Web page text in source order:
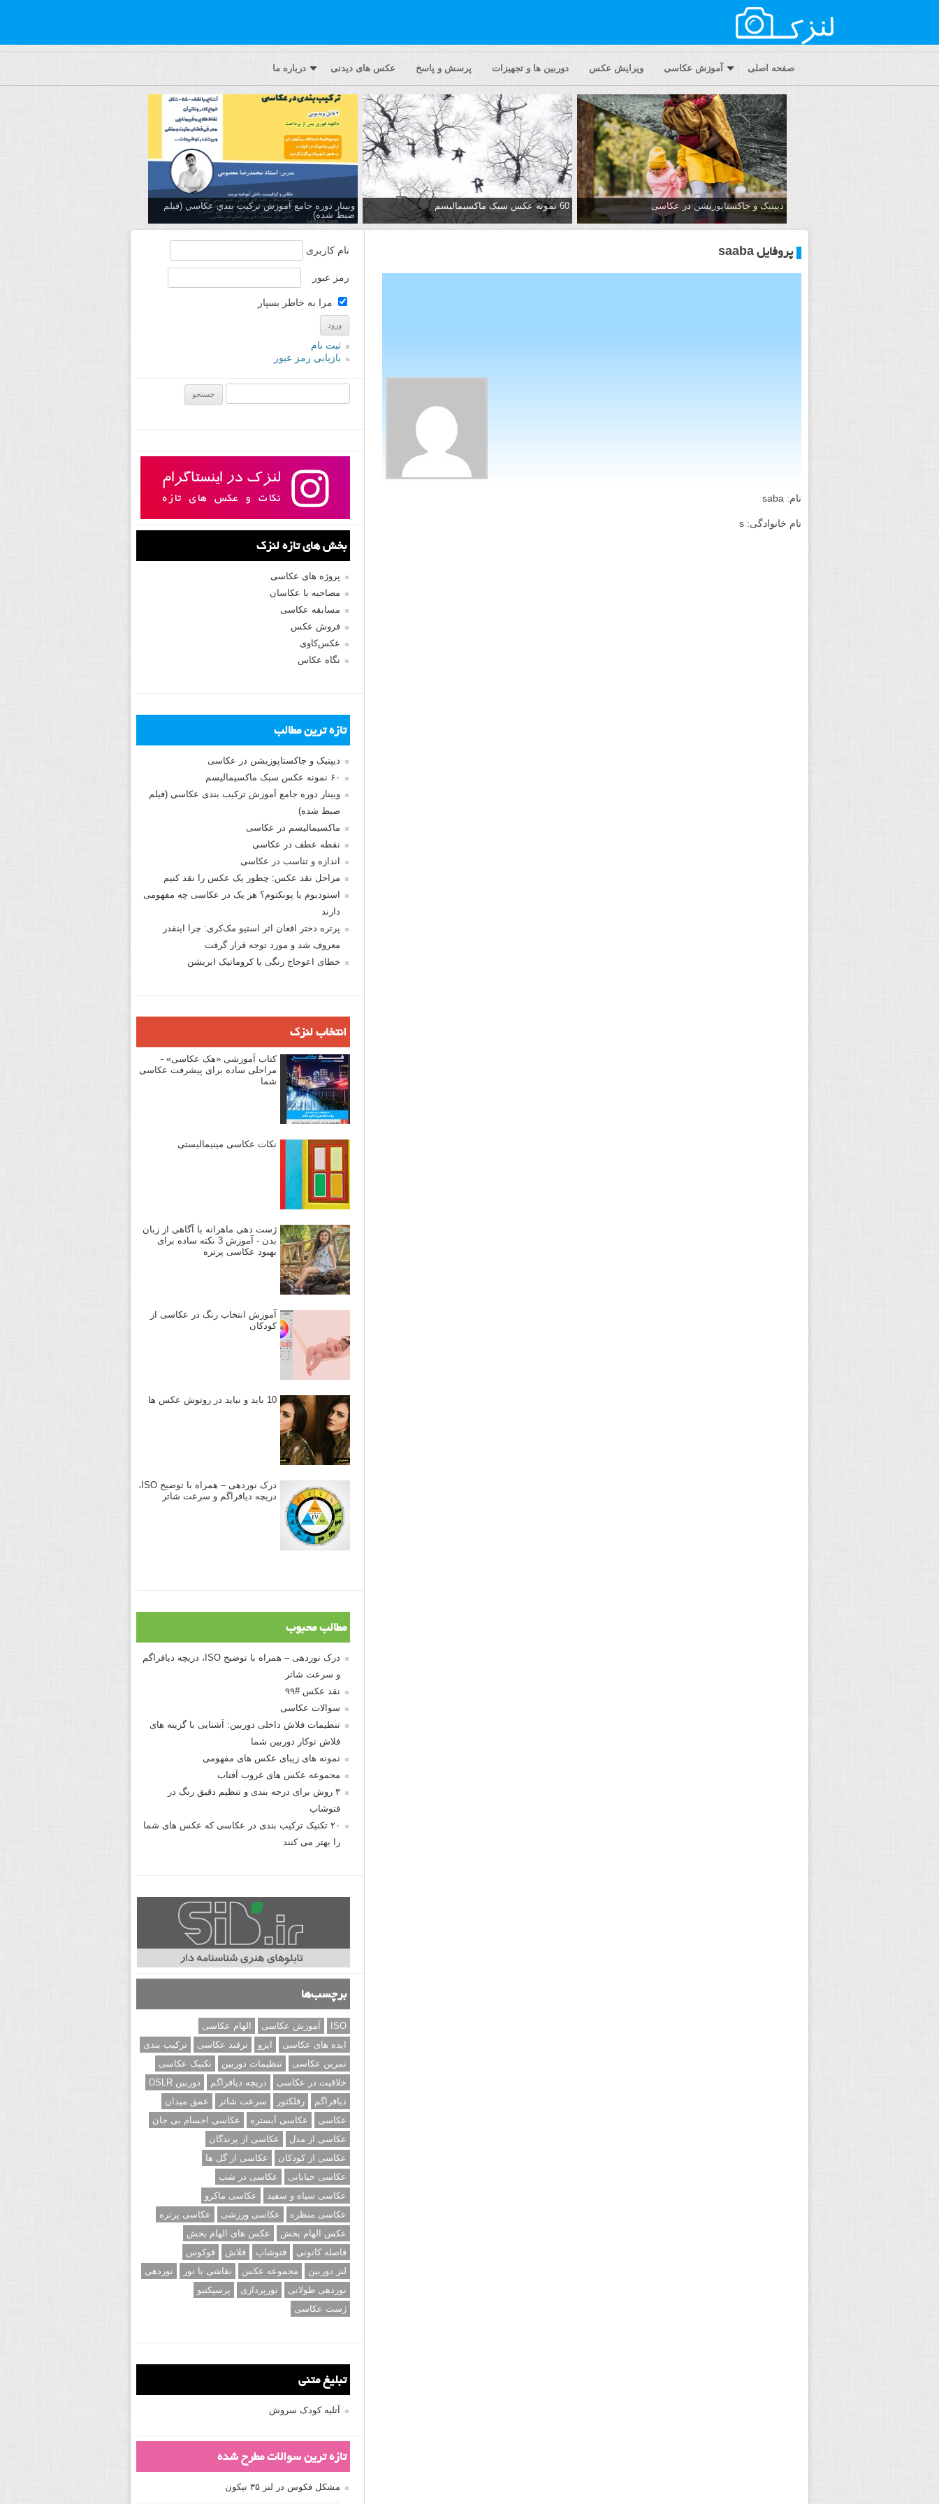
صفحه اصلی آموزش عکاسی ویرایش عکس دوربین ها و تجهیزات پرسش و پاسخ عکس های دیدنی درباره ما
دیپتیک و جاکستا‌پوزیشن در عکاسی 60 نمونه عکس سبک ماکسیمالیسم
وبینار دوره جامع آموزش تركيب بندي عكاسي (فیلم
ضبط شده)
پروفایل saaba
نام: saba
نام خانوادگی: s
نام کاربری
رمز عبور
مرا به خاطر بسپار
ثبت نام
بازیابی رمز عبور
بخش های تازه لنزک
پروژه های عکاسی
مصاحبه با عکاسان
مسابقه عکاسی
فروش عکس
عکس‌کاوی
نگاه عکاس
تازه ترین مطالب
دیپتیک و جاکستا‌پوزیشن در عکاسی
۶۰ نمونه عکس سبک ماکسیمالیسم
وبینار دوره جامع آموزش ترکیب بندی عکاسی (فیلم
ضبط شده)
ماکسیمالیسم در عکاسی
نقطه عطف در عکاسی
اندازه و تناسب در عکاسی
مراحل نقد عکس: چطور یک عکس را نقد کنیم
استودیوم یا پونکتوم؟ هر یک در عکاسی چه مفهومی
دارند
پرتره دختر افغان اثر استیو مک‌کری: چرا اینقدر
معروف شد و مورد توجه قرار گرفت
خطای اعوجاج رنگی یا کروماتیک ابریشن
انتخاب لنزک
کتاب آموزشی «هک عکاسی» -
مراحلی ساده برای پیشرفت عکاسی
شما
نکات عکاسی مینیمالیستی
ژست دهی ماهرانه با آگاهی از زبان
بدن - آموزش 3 نکته ساده برای
بهبود عکاسی پرتره
آموزش انتخاب رنگ در عکاسی از
کودکان
10 باید و نباید در روتوش عکس ها
درک نوردهی – همراه با توضیح ISO،
دریچه دیافراگم و سرعت شاتر
مطالب محبوب
درک نوردهی – همراه با توضیح ISO، دریچه دیافراگم
و سرعت شاتر
نقد عکس #۹۹
سوالات عکاسی
تنظیمات فلاش داخلی دوربین: آشنایی با گزینه های
فلاش توکار دوربین شما
نمونه های زیبای عکس های مفهومی
مجموعه عکس های غروب آفتاب
۳ روش برای درجه بندی و تنظیم دقیق رنگ در
فتوشاپ
۲۰ تکنیک ترکیب بندی در عکاسی که عکس های شما
را بهتر می کنند
برچسب‌ها
ISO آموزش عکاسی
الهام عکاسی
ایده های عکاسی
ایزو ترفند عکاسی
ترکیب بندی
تمرین عکاسی
تنظیمات دوربین
تکنیک عکاسی
خلاقیت در عکاسی
دریچه دیافراگم
دوربین DSLR
دیافراگم
رفلکتور سرعت شاتر
عمق میدان
عکاسی
عکاسی آبستره
عکاسی اجسام بی جان
عکاسی از مدل
عکاسی از پرندگان
عکاسی از کودکان
عکاسی از گل ها
عکاسی خیابانی
عکاسی در شب
عکاسی سیاه و سفید
عکاسی ماکرو
عکاسی منظره
عکاسی ورزشی
عکاسی پرتره
عکس الهام بخش
عکس های الهام بخش
فاصله کانونی
فتوشاپ فلاش
فوکوس
لنز دوربین
مجموعه عکس نقاشی با نور
نوردهی
نوردهی طولانی
نورپردازی
پرسپکتیو
ژست عکاسی
تبلیغ متنی
آتلیه کودک سروش
تازه ترین سوالات مطرح شده
مشکل فکوس در لنز ۳۵ نیکون